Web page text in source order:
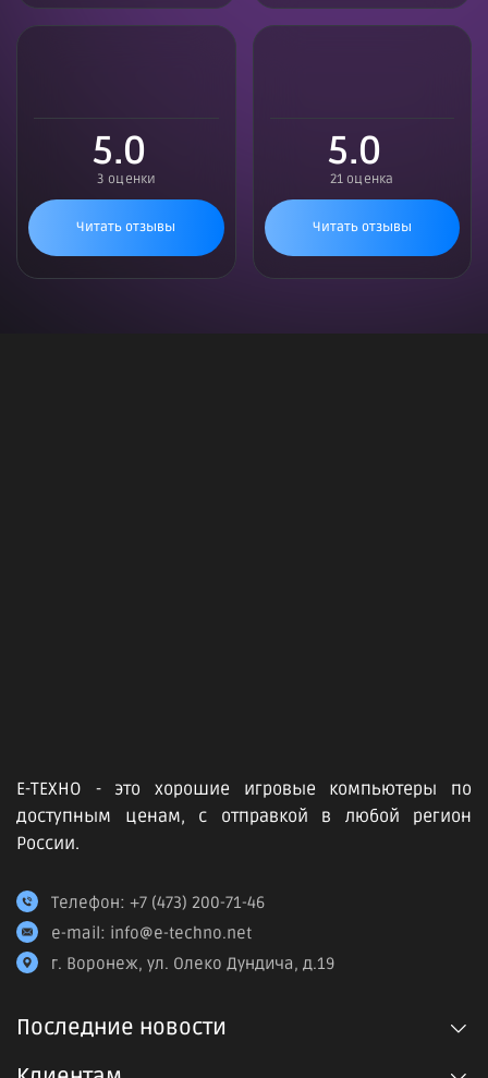
5.0
3 оценки
Читать отзывы
5.0
21 оценка
Читать отзывы
Е-ТЕХНО - это хорошие игровые компьютеры по
доступным ценам, с отправкой в любой регион
России.
Телефон: +7 (473) 200-71-46
e-mail: info@e-techno.net
г. Воронеж, ул. Олеко Дундича, д.19
Последние новости